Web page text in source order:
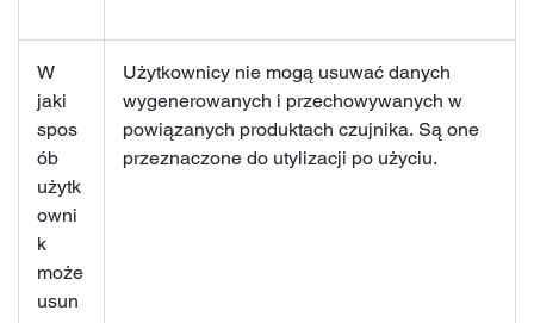
W
jaki
spos
ób
użytk
owni
k
może
usun
Użytkownicy nie mogą usuwać danych
wygenerowanych i przechowywanych w
powiązanych produktach czujnika. Są one
przeznaczone do utylizacji po użyciu.